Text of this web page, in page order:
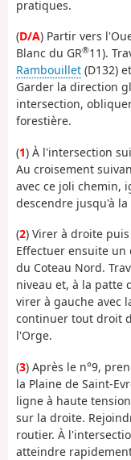
pratiques.
(D/A) Partir vers
Blanc du GR®11).
Rambouillet (D132)
Garder la direction
intersection,
forestière.
(1) À l'intersection
Au croisement
avec ce joli chemin,
descendre jusqu'à la
(2) Virer à droite
Effectuer ensuite
du Coteau Nord.
niveau et, à la patte
virer à gauche avec
continuer tout droit
l'Orge.
(3) Après le n°9,
la Plaine de Saint-
ligne à haute
sur la droite.
routier. À
atteindre